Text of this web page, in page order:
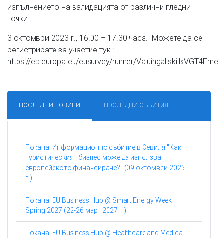
изпълнението на валидацията от различни гледни
точки.
3 октомври 2023 г., 16.00 – 17.30 часа. Можете да се
регистрирате за участие тук :
https://ec.europa.eu/eusurvey/runner/
ПОСЛЕДНИ НОВИНИ ПОСЛЕДНИ СЪБИТИЯ
Покана: Информационно събитие в Севиля "Как
туристическият бизнес може да използва
европейското финансиране?" (09 октомври 2026
г.)
Покана: EU Business Hub @ Smart Energy Week
Spring 2027 (22-26 март 2027 г.)
Покана: EU Business Hub @ Healthcare and Medical